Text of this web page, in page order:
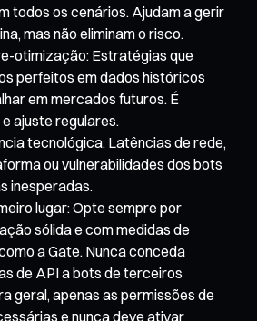
todos os cenários. Ajudam a gerir
mas não eliminam o risco.
otimização: Estratégias que
perfeitos em dados históricos
em mercados futuros. É
ajuste regulares.
tecnológica: Latências de rede,
ou vulnerabilidades dos bots
inesperadas.
lugar: Opte sempre por
sólida e com medidas de
a Gate. Nunca conceda
de API a bots de terceiros
geral, apenas as permissões de
e nunca deve ativar